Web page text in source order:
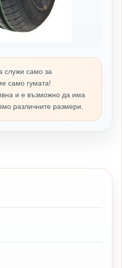
служи само за
само гумата!
и е възможно да има
различните размери.